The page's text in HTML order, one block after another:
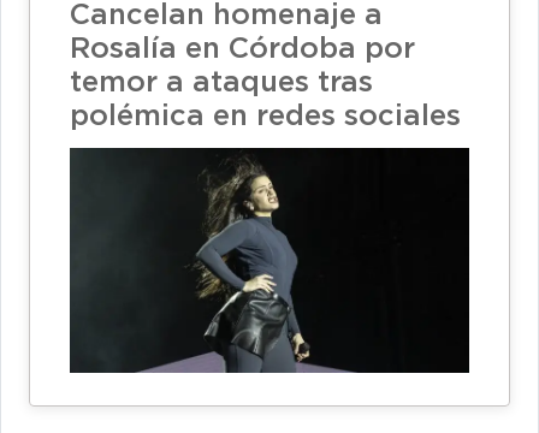
Cancelan homenaje a
Rosalía en Córdoba por
temor a ataques tras
polémica en redes sociales